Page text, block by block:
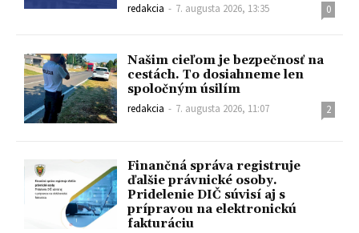
redakcia - 7. augusta 2026, 13:35 0
Našim cieľom je bezpečnosť na
cestách. To dosiahneme len
spoločným úsilím
redakcia - 7. augusta 2026, 11:07 2
Finančná správa registruje
ďalšie právnické osoby.
Pridelenie DIČ súvisí aj s
prípravou na elektronickú
fakturáciu